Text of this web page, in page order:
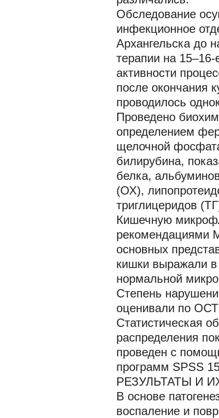
Обследование
инфекционное
Архангельска до
терапии на
активности
после окончания
проводилось
Проведено
определением
щелочной
билирубина,
белка,
(ОХ),
триглицеридов
Кишечную
рекомендациями
основных
кишки выражали в
нормальной
Степень
оценивали по
Статистическая
распределения
проведен с
программ SPSS
РЕЗУЛЬТАТЫ И
В основе
воспаление и